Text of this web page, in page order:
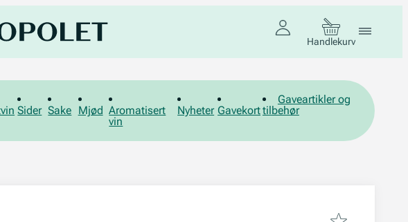
Handlekurv
Sider Sake Mjød Aromatisert
vin
Nyheter Gavekort
Gaveartikler og
tilbehør